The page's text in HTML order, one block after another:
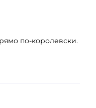
по-королевски.